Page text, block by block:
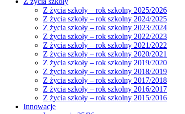
Z życia szkoły – rok szkolny 2025/2026
Z życia szkoły – rok szkolny 2024/2025
Z życia szkoły – rok szkolny 2023/2024
Z życia szkoły – rok szkolny 2022/2023
Z życia szkoły – rok szkolny 2021/2022
Z życia szkoły – rok szkolny 2020/2021
Z życia szkoły – rok szkolny 2019/2020
Z życia szkoły – rok szkolny 2018/2019
Z życia szkoły – rok szkolny 2017/2018
Z życia szkoły – rok szkolny 2016/2017
Z życia szkoły – rok szkolny 2015/2016
Innowacje